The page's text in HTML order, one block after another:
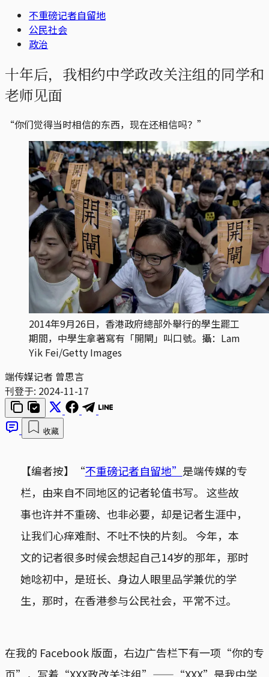
不重磅记者自留地
公民社会
政治
十年后，我相约中学政改关注组的同学和
老师见面
“你们觉得当时相信的东西，现在还相信吗？”
2014年9月26日，香港政府總部外舉行的學生罷工
期間，中學生拿著寫有「開閘」叫口號。攝：Lam
Yik Fei/Getty Images
端传媒记者 曾思言
刊登于: 2024-11-17
收藏
【编者按】“不重磅记者自留地” 是端传媒的专
栏，由来自不同地区的记者轮值书写。 这些故
事也许并不重磅、也非必要，却是记者生涯中，
让我们心痒难耐、不吐不快的片刻。 今年，本
文的记者很多时候会想起自己14岁的那年，那时
她唸初中，是班长、身边人眼里品学兼优的学
生，那时，在香港参与公民社会，平常不过。
在我的 Facebook 版面，右边广告栏下有一项“你的专